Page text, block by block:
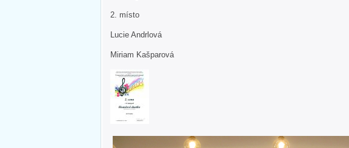
2. místo
Lucie Andrlová
Miriam Kašparová